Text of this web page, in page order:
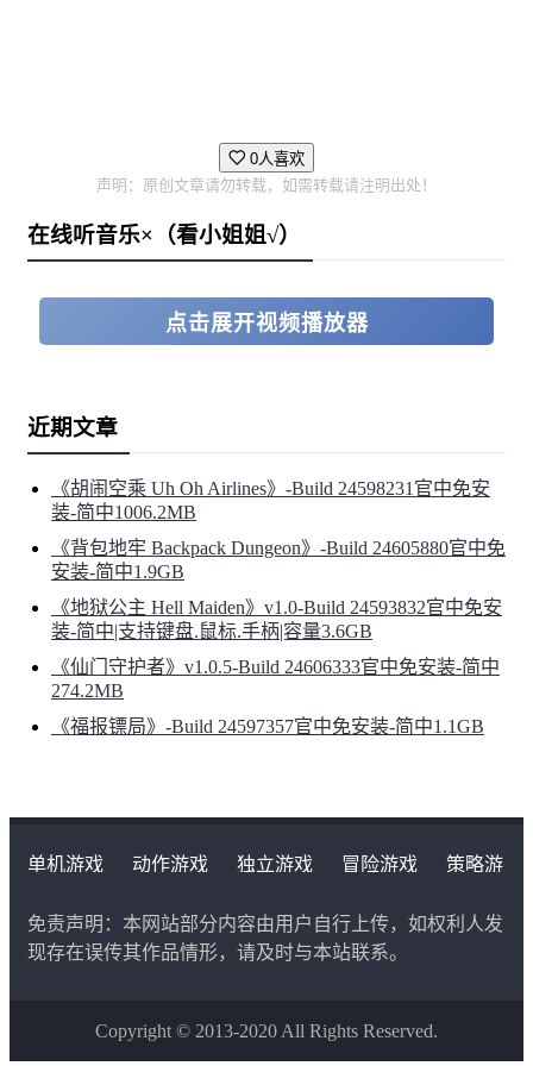
0人喜欢
声明：原创文章请勿转载，如需转载请注明出处！
在线听音乐×（看小姐姐√）
点击展开视频播放器
近期文章
《胡闹空乘 Uh Oh Airlines》-Build 24598231官中免安
装-简中1006.2MB
《背包地牢 Backpack Dungeon》-Build 24605880官中免
安装-简中1.9GB
《地狱公主 Hell Maiden》v1.0-Build 24593832官中免安
装-简中|支持键盘.鼠标.手柄|容量3.6GB
《仙门守护者》v1.0.5-Build 24606333官中免安装-简中
274.2MB
《福报镖局》-Build 24597357官中免安装-简中1.1GB
单机游戏 动作游戏 独立游戏 冒险游戏
策略游
免责声明：本网站部分内容由用户自行上传，如权利人发
现存在误传其作品情形，请及时与本站联系。
Copyright © 2013-2020 All Rights Reserved.